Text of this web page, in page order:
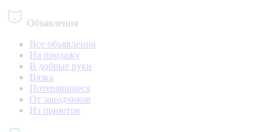
Объявления
Все объявления
На продажу
В добрые руки
Вязка
Потерявшиеся
От заводчиков
Из приютов